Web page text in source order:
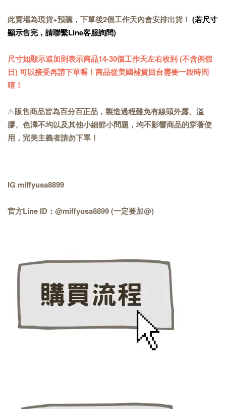
此賣場為現貨+預購，下單後2個工作天內會安排出貨！ (若尺寸
顯示售完，請聯繫Line客服詢問)
尺寸如顯示追加則表示商品14-30個工作天左右收到 (不含例假
日) 可以接受再請下單喔！商品從美國補貨回台需要一段時間
唷！
⚠️販售商品皆為百分百正品，製造過程難免有線頭外露、溢
膠、色澤不均以及其他小細節小問題，均不影響商品的穿著使
用，完美主義者請勿下單！
IG miffyusa8899
官方Line ID：@miffyusa8899 (一定要加@)